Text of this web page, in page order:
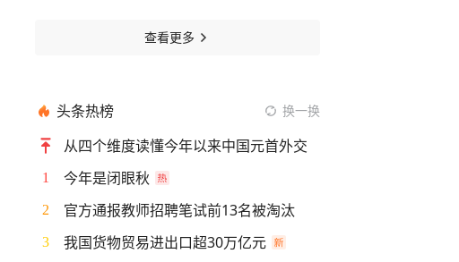
查看更多
头条热榜 换一换
从四个维度读懂今年以来中国元首外交
1 今年是闭眼秋
2 官方通报教师招聘笔试前13名被淘汰
3 我国货物贸易进出口超30万亿元